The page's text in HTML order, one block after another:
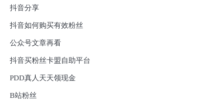
抖音分享
抖音如何购买有效粉丝
公众号文章再看
抖音买粉丝卡盟自助平台
PDD真人天天领现金
B站粉丝